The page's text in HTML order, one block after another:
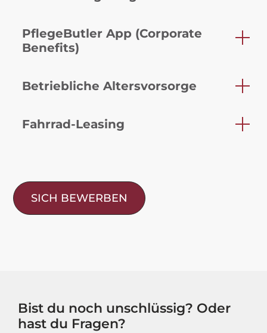
PflegeButler App (Corporate
Benefits)
Betriebliche Altersvorsorge
Fahrrad-Leasing
SICH BEWERBEN
Bist du noch unschlüssig? Oder
hast du Fragen?